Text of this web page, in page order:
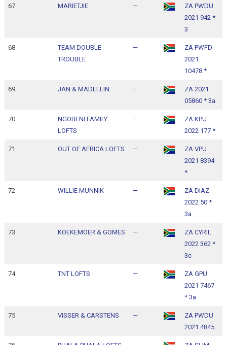
67 MARIETJIE —
ZA PWDU
2021 942 *
3
68
TEAM DOUBLE
TROUBLE
—
ZA PWFD
2021
10478 *
69 JAN & MADELEIN —
ZA 2021
05860 * 3a
70
NGOBENI FAMILY
LOFTS
—
ZA KPU
2022 177 *
71 OUT OF AFRICA LOFTS —
ZA VPU
2021 8394
*
72 WILLIE MUNNIK —
ZA DIAZ
2022 50 *
3a
73 KOEKEMOER & GOMES —
ZA CYRIL
2022 362 *
3c
74 TNT LOFTS —
ZA GPU
2021 7467
* 3a
75 VISSER & CARSTENS —
ZA PWDU
2021 4845